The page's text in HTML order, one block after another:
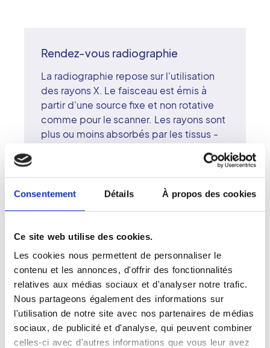
Consentement Détails À propos des cookies
Ce site web utilise des cookies.
Les cookies nous permettent de personnaliser le
contenu et les annonces, d'offrir des fonctionnalités
relatives aux médias sociaux et d'analyser notre trafic.
Nous partageons également des informations sur
l'utilisation de notre site avec nos partenaires de médias
sociaux, de publicité et d'analyse, qui peuvent combiner
celles-ci avec d'autres informations que vous leur avez
Rendez-vous radiographie
La radiographie repose sur l'utilisation
des rayons X. Le faisceau est émis à
partir d'une source fixe et non rotative
comme pour le scanner. Les rayons sont
plus ou moins absorbés par les tissus -
derniers - avant d'être recueillis sur une
pellicule photosensible placée derrière
le patient. Sur le cliché, les rayons X
radiographie est contre-indiquée chez
les femmes enceintes ou susceptibles
de l'être.
Se préparer pour une radiographie